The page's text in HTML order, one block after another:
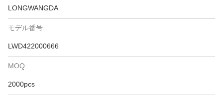
LONGWANGDA
モデル番号:
LWD422000666
MOQ:
2000pcs